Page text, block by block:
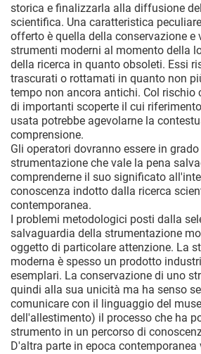
storica e finalizzarla alla diffusione
scientifica. Una caratteristica
offerto è quella della conservazione e
strumenti moderni al momento della
della ricerca in quanto obsoleti. Essi
trascurati o rottamati in quanto non
tempo non ancora antichi. Col rischio
di importanti scoperte il cui
usata potrebbe agevolarne la
comprensione.
Gli operatori dovranno essere in
strumentazione che vale la pena
comprenderne il suo significato
conoscenza indotto dalla ricerca
contemporanea.
I problemi metodologici posti dalla
salvaguardia della strumentazione
oggetto di particolare attenzione. La
moderna è spesso un prodotto
esemplari. La conservazione di uno
quindi alla sua unicità ma ha senso
comunicare con il linguaggio del
dell'allestimento) il processo che ha
strumento in un percorso di
D'altra parte in epoca